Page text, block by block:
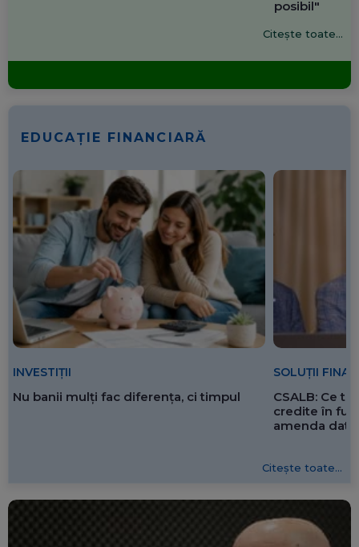
posibil"
Citește toate...
EDUCAȚIE FINANCIARĂ
INVESTIȚII
Nu banii mulți fac diferența, ci timpul
SOLUȚII
CSALB: Ce
credite în
amenda
Citește toate...